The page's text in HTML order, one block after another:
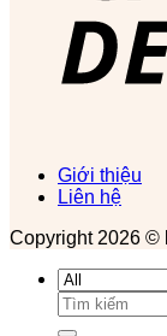
Giới thiệu
Liên hệ
Copyright 2026 ©
Tìm
kiếm: